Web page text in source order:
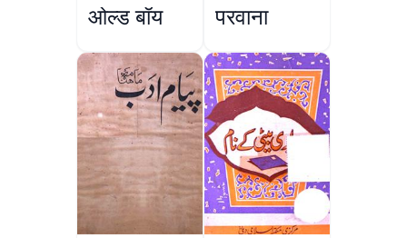
ओल्ड बॉय परवाना